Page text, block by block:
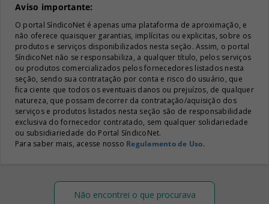
Aviso importante:
O portal SíndicoNet é apenas uma plataforma de aproximação, e
não oferece quaisquer garantias, implícitas ou explicitas, sobre os
produtos e serviços disponibilizados nesta seção. Assim, o portal
SíndicoNet não se responsabiliza, a qualquer título, pelos serviços
ou produtos comercializados pelos fornecedores listados nesta
seção, sendo sua contratação por conta e risco do usuário, que
fica ciente que todos os eventuais danos ou prejuízos, de qualquer
natureza, que possam decorrer da contratação/aquisição dos
serviços e produtos listados nesta seção são de responsabilidade
exclusiva do fornecedor contratado, sem qualquer solidariedade
ou subsidiariedade do Portal SíndicoNet.
Para saber mais, acesse nosso Regulamento de Uso.
Não encontrei o que procurava